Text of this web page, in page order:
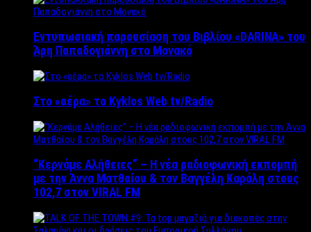
Εντυπωσιακή παρουσίαση του Βιβλίου «DARINA» του
Άρη Παπαδογιάννη στο Μονακό
Στο «αέρα» το Kyklos Web tv/Radio
“Kερνάμε Αλήθειες” – Η νέα ραδιοφωνική εκπομπή
με την Άννα Ματθαίου & τον Βαγγέλη Καράλη στους
102,7 στον VIRAL FM